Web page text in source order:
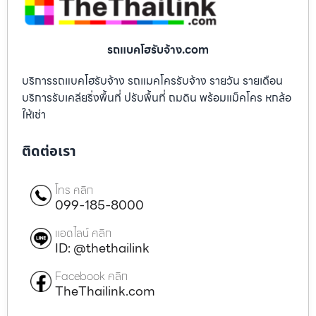
รถแบคโฮรับจ้าง.com
บริการรถแบคโฮรับจ้าง รถแมคโครรับจ้าง รายวัน รายเดือน
บริการรับเคลียริ่งพื้นที่ ปรับพื้นที่ ถมดิน พร้อมแม็คโคร หกล้อ
ให้เช่า
ติดต่อเรา
โทร คลิก
099-185-8000
แอดไลน์ คลิก
ID: @thethailink
Facebook คลิก
TheThailink.com